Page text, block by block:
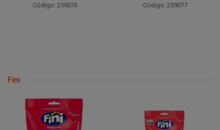
Código: 259076 Código: 259077
Fini